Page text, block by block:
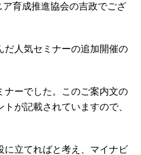
ア育成推進協会の吉政でござ
だ人気セミナーの追加開催の
ナーでした。このご案内文の
が記載されていますので、
に立てればと考え、マイナビ